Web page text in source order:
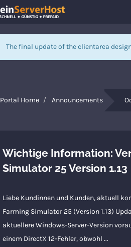
The final update of the clientarea
Portal Home Announcements
Wichtige Information:
Simulator 25 Version 1.13
Liebe Kundinnen und Kunden, aktuell
Farming Simulator 25 (Version 1.13)
aktuellere Windows-Server-Version
einem DirectX 12-Fehler, obwohl ...